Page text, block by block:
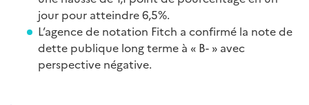
jour pour atteindre 6,5%.
L’agence de notation Fitch a confirmé la note de
dette publique long terme à « B- » avec
perspective négative.